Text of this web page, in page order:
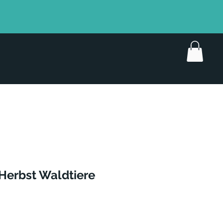
Waldtiere